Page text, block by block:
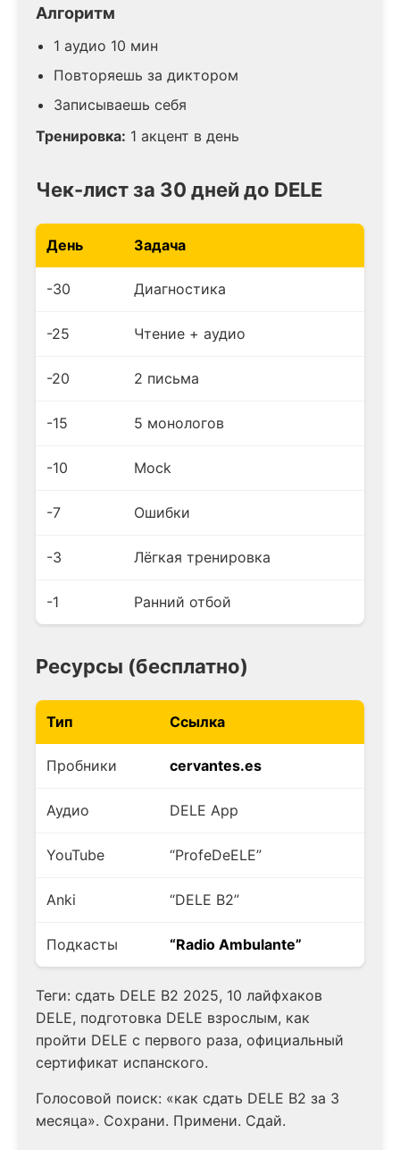
Алгоритм
1 аудио 10 мин
Повторяешь за диктором
Записываешь себя
Тренировка: 1 акцент в день
Чек-лист за 30 дней до DELE
День Задача
-30 Диагностика
-25 Чтение + аудио
-20 2 письма
-15 5 монологов
-10 Mock
-7 Ошибки
-3 Лёгкая тренировка
-1 Ранний отбой
Ресурсы (бесплатно)
Тип Ссылка
Пробники cervantes.es
Аудио DELE App
YouTube “ProfeDeELE”
Anki “DELE B2”
Подкасты “Radio Ambulante”
Теги: сдать DELE B2 2025, 10 лайфхаков
DELE, подготовка DELE взрослым, как
пройти DELE с первого раза, официальный
сертификат испанского.
Голосовой поиск: «как сдать DELE B2 за 3
месяца». Сохрани. Примени. Сдай.